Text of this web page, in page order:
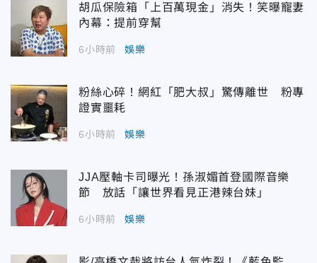
胡瓜保險箱「上百萬現金」消失！笑曝寵妻
內幕：提前穿幫
6小時前 娛樂
粉絲心碎！網紅「肥大叔」驚傳離世 粉專
證實噩耗
6小時前 娛樂
JJA壓軸卡司曝光！孫淑媚首登國際音樂
節 放話「讓世界看見正港辣台妹」
6小時前 娛樂